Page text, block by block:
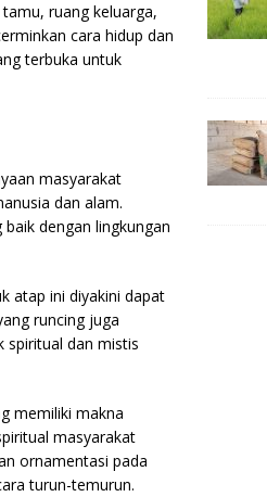
ruang keluarga,
cara hidup dan
terbuka untuk
masyarakat
dan alam.
dengan lingkungan
atap ini diyakini dapat
runcing juga
spiritual dan mistis
memiliki makna
masyarakat
ornamentasi pada
turun-temurun.